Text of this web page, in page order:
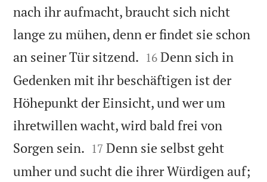
nach ihr aufmacht, braucht sich nicht
lange zu mühen, denn er findet sie schon
an seiner Tür sitzend. 

16 Denn sich in
Gedenken mit ihr beschäftigen ist der
Höhepunkt der Einsicht, und wer um
ihretwillen wacht, wird bald frei von
Sorgen sein. 

17 Denn sie selbst geht
umher und sucht die ihrer Würdigen auf;